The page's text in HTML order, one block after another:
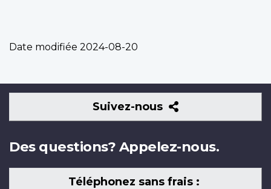
Date modifiée 2024-08-20
Suivez-nous
Suivez-
nous
Des questions? Appelez-nous.
Téléphonez sans frais :